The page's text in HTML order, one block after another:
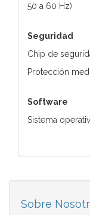
50 a 60 Hz)
Seguridad
Chip de
Protección
Software
Sistema
Sobre